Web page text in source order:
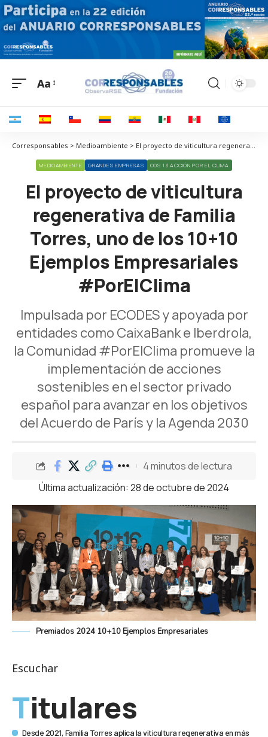
Aa
Corresponsables > Medioambiente > El proyecto de viticultura regenerativa de Familia Torres, uno de los 10+10 Ejemplos Empresariales #PorElClima
MEDIOAMBIENTE GRANDES EMPRESAS ODS 13 ACCIÓN POR EL CLIMA
El proyecto de viticultura
regenerativa de Familia
Torres, uno de los 10+10
Ejemplos Empresariales
#PorElClima
Impulsada por ECODES y apoyada por
entidades como CaixaBank e Iberdrola,
la Comunidad #PorElClima promueve la
implementación de acciones
sostenibles en el sector privado
español para avanzar en los objetivos
del Acuerdo de París y la Agenda 2030
Última actualización: 28 de octubre de 2024
4 minutos de lectura
Premiados 2024 10+10 Ejemplos Empresariales
Escuchar
Titulares
Desde 2021, Familia Torres aplica la viticultura regenerativa en más